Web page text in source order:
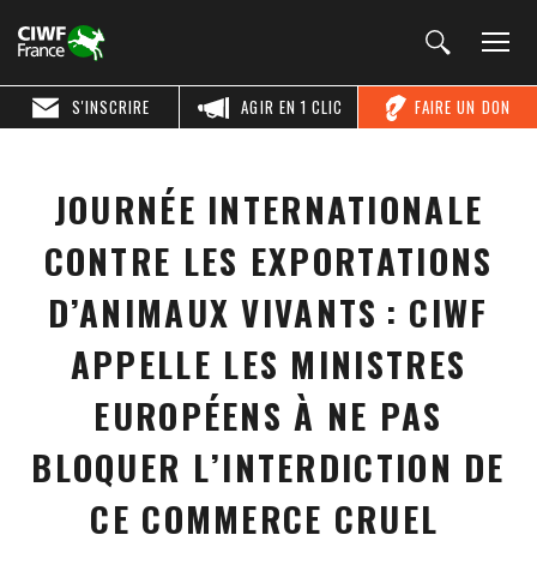
FAIRE UN DON
AGIR EN 1 CLIC
S'INSCRIRE
JOURNÉE INTERNATIONALE
CONTRE LES EXPORTATIONS
D’ANIMAUX VIVANTS : CIWF
APPELLE LES MINISTRES
EUROPÉENS À NE PAS
BLOQUER L’INTERDICTION DE
CE COMMERCE CRUEL